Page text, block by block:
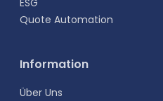
aus
ESG
Quote Automation
Information
Über Uns